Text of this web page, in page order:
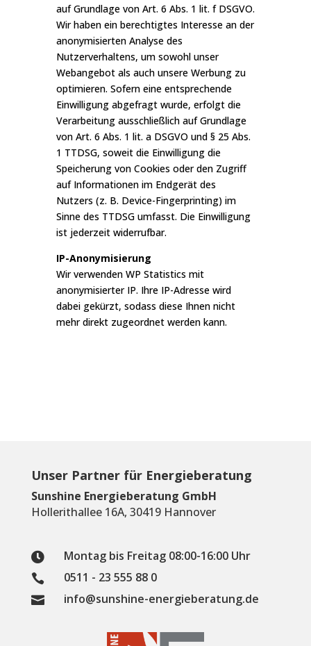
auf Grundlage von Art. 6 Abs. 1 lit. f DSGVO.
Wir haben ein berechtigtes Interesse an der
anonymisierten Analyse des
Nutzerverhaltens, um sowohl unser
Webangebot als auch unsere Werbung zu
optimieren. Sofern eine entsprechende
Einwilligung abgefragt wurde, erfolgt die
Verarbeitung ausschließlich auf Grundlage
von Art. 6 Abs. 1 lit. a DSGVO und § 25 Abs.
1 TTDSG, soweit die Einwilligung die
Speicherung von Cookies oder den Zugriff
auf Informationen im Endgerät des
Nutzers (z. B. Device-Fingerprinting) im
Sinne des TTDSG umfasst. Die Einwilligung
ist jederzeit widerrufbar.
IP-Anonymisierung
Wir verwenden WP Statistics mit
anonymisierter IP. Ihre IP-Adresse wird
dabei gekürzt, sodass diese Ihnen nicht
mehr direkt zugeordnet werden kann.
Unser Partner für Energieberatung
Sunshine Energieberatung GmbH
Hollerithallee 16A, 30419 Hannover
 Montag bis Freitag 08:00-16:00 Uhr
 0511 - 23 555 88 0
 info@sunshine-energieberatung.de